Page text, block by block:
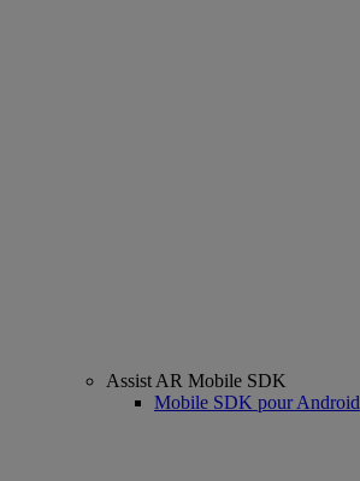
Assist AR Mobile SDK
Mobile SDK pour Android